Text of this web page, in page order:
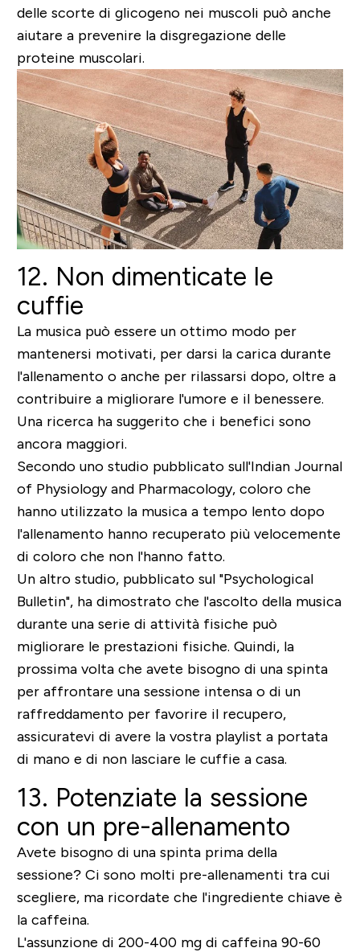
delle scorte di glicogeno nei muscoli può anche
aiutare a prevenire la disgregazione delle
proteine muscolari.
12. Non dimenticate le
cuffie
La musica può essere un ottimo modo per
mantenersi motivati, per darsi la carica durante
l'allenamento o anche per rilassarsi dopo, oltre a
contribuire a migliorare l'umore e il benessere.
Una ricerca ha suggerito che i benefici sono
ancora maggiori.
Secondo uno studio pubblicato sull'Indian Journal
of Physiology and Pharmacology, coloro che
hanno utilizzato la musica a tempo lento dopo
l'allenamento hanno recuperato più velocemente
di coloro che non l'hanno fatto.
Un altro studio, pubblicato sul "Psychological
Bulletin", ha dimostrato che l'ascolto della musica
durante una serie di attività fisiche può
migliorare le prestazioni fisiche. Quindi, la
prossima volta che avete bisogno di una spinta
per affrontare una sessione intensa o di un
raffreddamento per favorire il recupero,
assicuratevi di avere la vostra playlist a portata
di mano e di non lasciare le cuffie a casa.
13. Potenziate la sessione
con un pre-allenamento
Avete bisogno di una spinta prima della
sessione? Ci sono molti pre-allenamenti tra cui
scegliere, ma ricordate che l'ingrediente chiave è
la caffeina.
L'assunzione di 200-400 mg di caffeina 90-60